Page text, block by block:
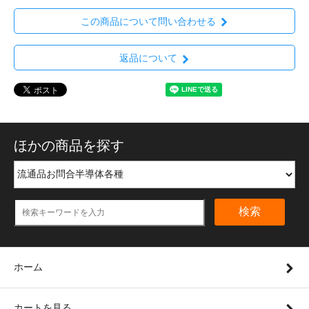
この商品について問い合わせる
返品について
ほかの商品を探す
検索
ホーム